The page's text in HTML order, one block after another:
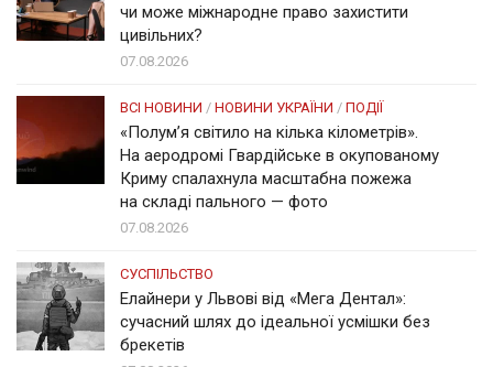
чи може міжнародне право захистити
цивільних?
07.08.2026
ВСІ НОВИНИ / НОВИНИ УКРАЇНИ / ПОДІЇ
«Полум’я світило на кілька кілометрів».
На аеродромі Гвардійське в окупованому
Криму спалахнула масштабна пожежа
на складі пального — фото
07.08.2026
СУСПІЛЬСТВО
Елайнери у Львові від «Мега Дентал»:
сучасний шлях до ідеальної усмішки без
брекетів